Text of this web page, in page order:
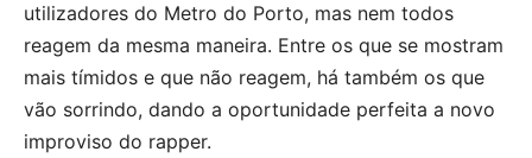
utilizadores do Metro do Porto, mas nem todos
reagem da mesma maneira. Entre os que se mostram
mais tímidos e que não reagem, há também os que
vão sorrindo, dando a oportunidade perfeita a novo
improviso do rapper.